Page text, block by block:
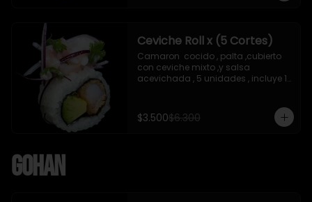
Ceviche Roll x (5 Cortes)
Camaron  cocido , palta ,cubierto
con ceviche mixto ,y salsa
acevichada , 5 unidades , incluye 1
$3.500$6.300
Gohan